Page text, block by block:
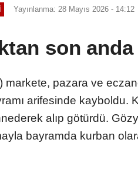
Yayınlanma: 28 Mayıs 2026 - 14:12
son
markete, pazara ve
arifesinde kayboldu.
alıp götürdü.
bayramda kurban